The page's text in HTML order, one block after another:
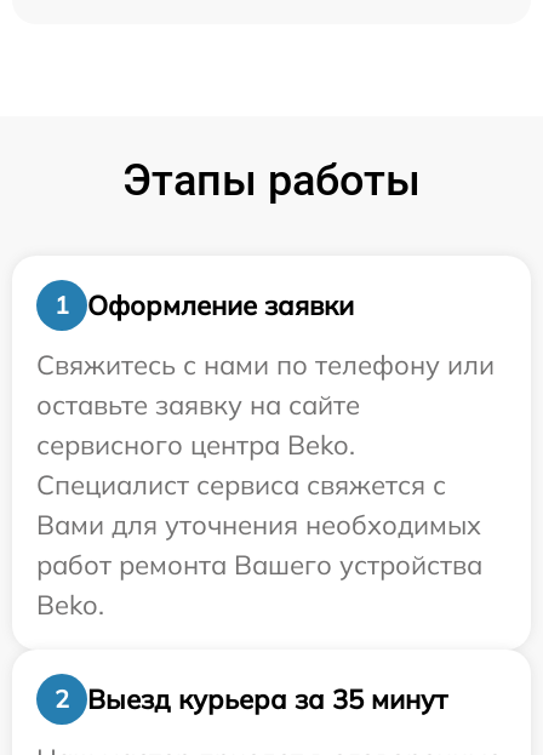
Этапы работы
1
Оформление заявки
Свяжитесь с нами по телефону или
оставьте заявку на сайте
сервисного центра Beko.
Специалист сервиса свяжется с
Вами для уточнения необходимых
работ ремонта Вашего устройства
Beko.
2
Выезд курьера за 35 минут